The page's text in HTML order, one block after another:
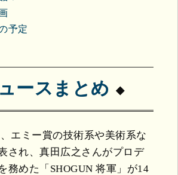
予定
ースまとめ
エミー賞の技術系や美術系な
され、真田広之さんがプロデ
務めた「SHOGUN 将軍」が14